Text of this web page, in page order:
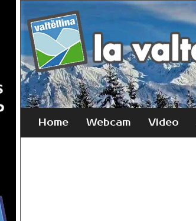
Home Webcam Video